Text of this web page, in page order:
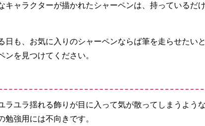
キャラクターが描かれたシャーペンは、持っているだ
日も、お気に入りのシャーペンならば筆を走らせたいと
を見つけてください。
ラユラ揺れる飾りが目に入って気が散ってしまうよう
強用には不向きです。